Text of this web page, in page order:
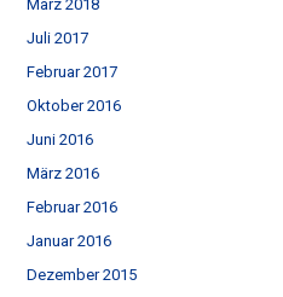
März 2018
Juli 2017
Februar 2017
Oktober 2016
Juni 2016
März 2016
Februar 2016
Januar 2016
Dezember 2015